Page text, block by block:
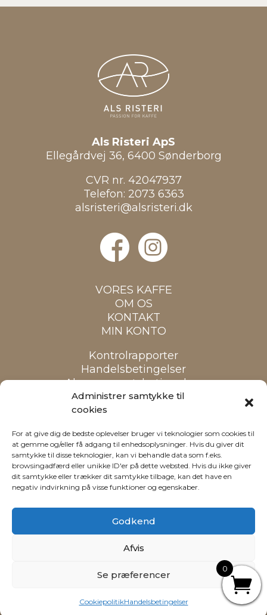
Administrer samtykke til
cookies
For at give dig de bedste oplevelser bruger vi teknologier som cookies til
at gemme og/eller få adgang til enhedsoplysninger. Hvis du giver dit
samtykke til disse teknologier, kan vi behandle data som f.eks.
browsingadfærd eller unikke ID'er på dette websted. Hvis du ikke giver
dit samtykke eller trækker dit samtykke tilbage, kan det have en
negativ indvirkning på visse funktioner og egenskaber.
Godkend
Afvis
Se præferencer
CookiepolitikHandelsbetingelser
Als Risteri ApS
Ellegårdvej 36, 6400 Sønderborg
CVR nr. 42047937
Telefon: 2073 6363
alsristeri@alsristeri.dk
VORES KAFFE
OM OS
KONTAKT
MIN KONTO
Kontrolrapporter
Handelsbetingelser
Abonnementsbetingelser
Cookiepolitik
0